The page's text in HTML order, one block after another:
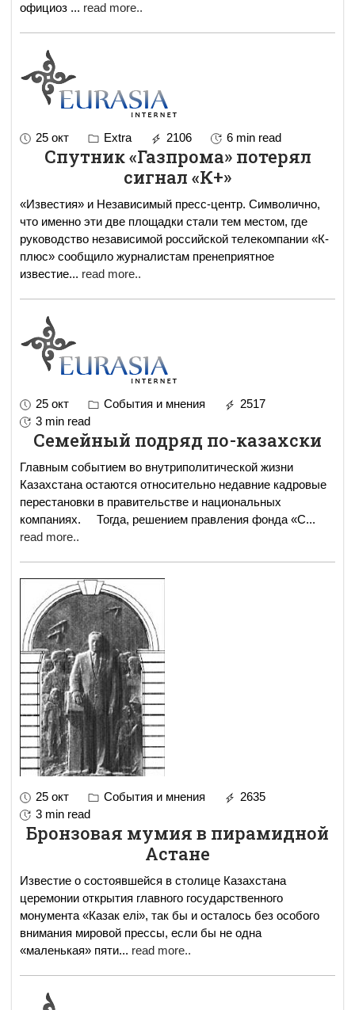
официоз ... read more..
25 окт Extra 2106 6 min read
Спутник «Газпрома» потерял
сигнал «К+»
«Известия» и Независимый пресс-центр. Символично,
что именно эти две площадки стали тем местом, где
руководство независимой российской телекомпании «К-
плюс» сообщило журналистам пренеприятное
известие... read more..
25 окт События и мнения
2517
3 min read
Семейный подряд по-казахски
Главным событием во внутриполитической жизни
Казахстана остаются относительно недавние кадровые
перестановки в правительстве и национальных
компаниях. Тогда, решением правления фонда «С...
read more..
25 окт События и мнения
2635
3 min read
Бронзовая мумия в пирамидной
Астане
Известие о состоявшейся в столице Казахстана
церемонии открытия главного государственного
монумента «Казак елi», так бы и осталось без особого
внимания мировой прессы, если бы не одна
«маленькая» пяти... read more..